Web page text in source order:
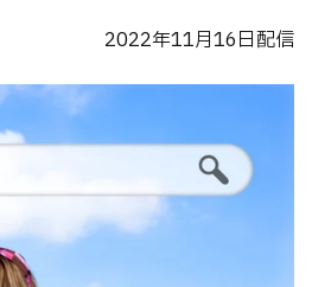
2022年11月16日配信